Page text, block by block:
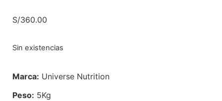
S/360.00
Sin existencias
Marca: Universe Nutrition
Peso: 5Kg